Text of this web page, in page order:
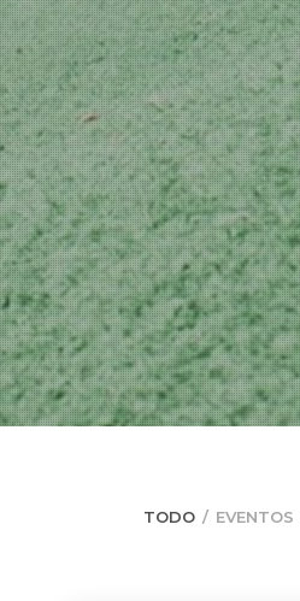
TODO EVENTOS